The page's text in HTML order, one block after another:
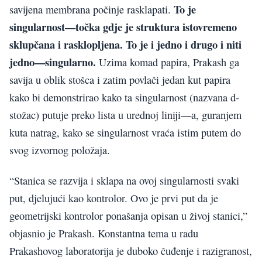
savijena membrana počinje rasklapati. To je
singularnost—točka gdje je struktura istovremeno
sklupčana i rasklopljena. To je i jedno i drugo i niti
jedno—singularno. Uzima komad papira, Prakash ga
savija u oblik stošca i zatim povlači jedan kut papira
kako bi demonstrirao kako ta singularnost (nazvana d-
stožac) putuje preko lista u urednoj liniji—a, guranjem
kuta natrag, kako se singularnost vraća istim putem do
svog izvornog položaja.
“Stanica se razvija i sklapa na ovoj singularnosti svaki
put, djelujući kao kontrolor. Ovo je prvi put da je
geometrijski kontrolor ponašanja opisan u živoj stanici,”
objasnio je Prakash. Konstantna tema u radu
Prakashovog laboratorija je duboko čuđenje i razigranost,